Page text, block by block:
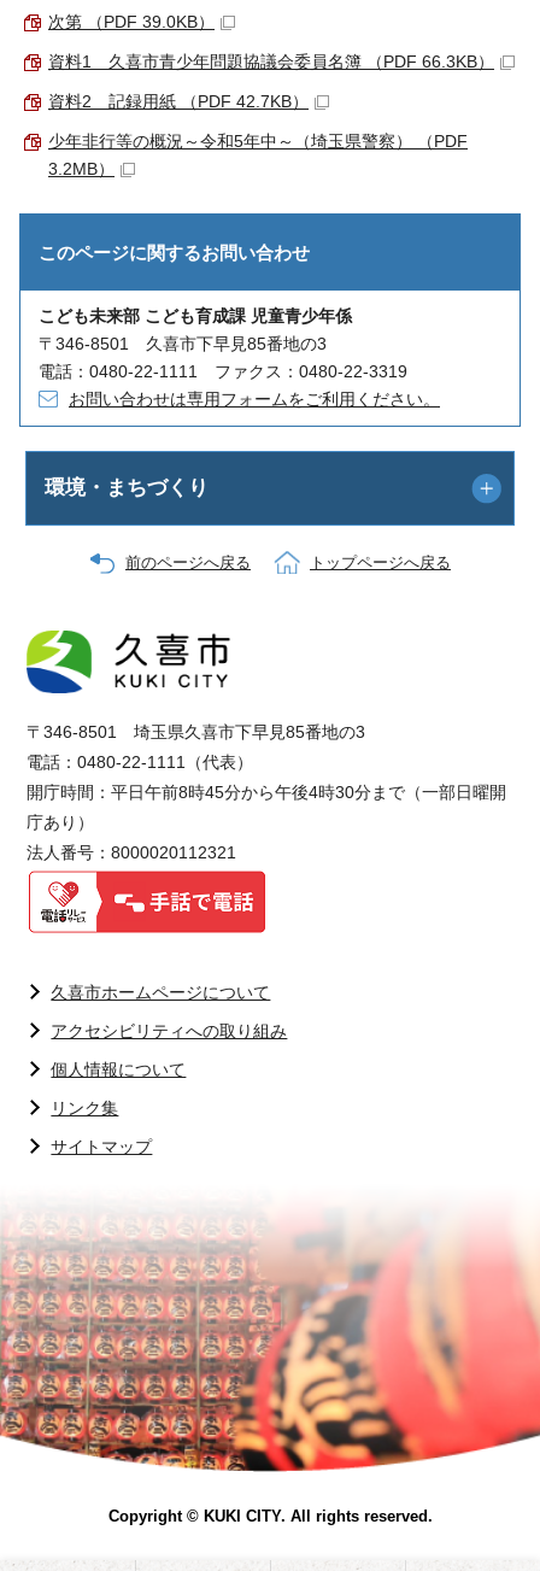
次第 （PDF 39.0KB）
資料1 久喜市青少年問題協議会委員名簿 （PDF 66.3KB）
資料2 記録用紙 （PDF 42.7KB）
少年非行等の概況～令和5年中～（埼玉県警察） （PDF
3.2MB）
このページに関するお問い合わせ
こども未来部 こども育成課 児童青少年係
〒346-8501 久喜市下早見85番地の3
電話：0480-22-1111 ファクス：0480-22-3319
お問い合わせは専用フォームをご利用ください。
環境・まちづくり
前のページへ戻る トップページへ戻る
〒346-8501 埼玉県久喜市下早見85番地の3
電話：0480-22-1111（代表）
開庁時間：平日午前8時45分から午後4時30分まで（一部日曜開
庁あり）
法人番号：8000020112321
久喜市ホームページについて
アクセシビリティへの取り組み
個人情報について
リンク集
サイトマップ
Copyright © KUKI CITY. All rights reserved.